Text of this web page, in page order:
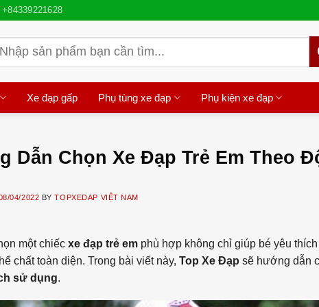
+84339221628
Xe đạp gấp Phụ tùng xe đạp Phụ kiện xe đạp
Dẫn Chọn Xe Đạp Trẻ Em Theo
04/2022 BYTOPXEDAP VIỆT NAM
một chiếc xe đạp trẻ em phù hợp không chỉ giúp bé yêu
chất toàn diện. Trong bài viết này, Top Xe Đạp sẽ hướng dẫn
sử dụng.